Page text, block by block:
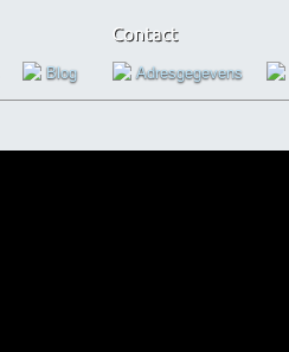
Blog Adresgegevens